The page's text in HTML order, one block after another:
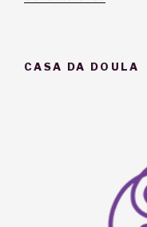
CASA DA DOULA